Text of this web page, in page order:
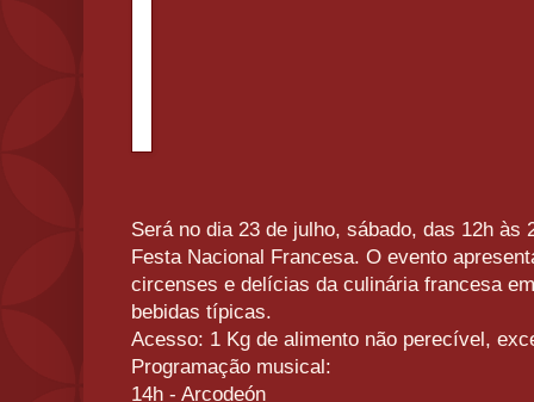
Será no dia 23 de julho, sábado, das 12h às
Festa Nacional Francesa. O evento
circenses e delícias da culinária francesa
bebidas típicas.
Acesso: 1 Kg de alimento não perecível,
Programação musical:
14h - Arcodeón